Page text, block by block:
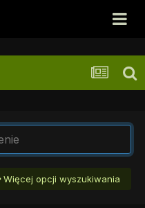
Więcej opcji wyszukiwania